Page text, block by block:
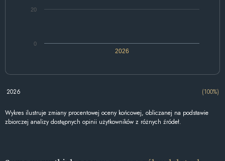
2026
0
20
2026 (100%)
Wykres ilustruje zmiany procentowej oceny końcowej, obliczanej na podstawie
zbiorczej analizy dostępnych opinii użytkowników z różnych źródeł.